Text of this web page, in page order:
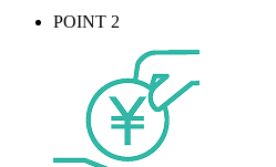
POINT 2